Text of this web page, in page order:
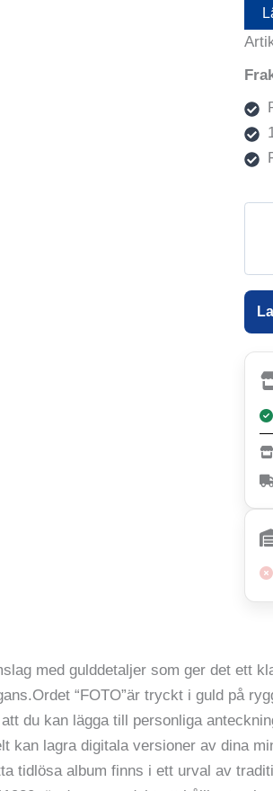
med gulddetaljer som ger det ett
“FOTO”är tryckt i guld på
du kan lägga till personliga
kan lagra digitala versioner av dina
tidlösa album finns i ett urval av